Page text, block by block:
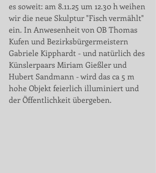
es soweit: am 8.11.25 um 12.30 h weihen
wir die neue Skulptur "Fisch vermählt"
ein. In Anwesenheit von OB Thomas
Kufen und Bezirksbürgermeistern
Gabriele Kipphardt - und natürlich des
Künslerpaars Miriam Gießler und
Hubert Sandmann - wird das ca 5 m
hohe Objekt feierlich illuminiert und
der Öffentlichkeit übergeben.